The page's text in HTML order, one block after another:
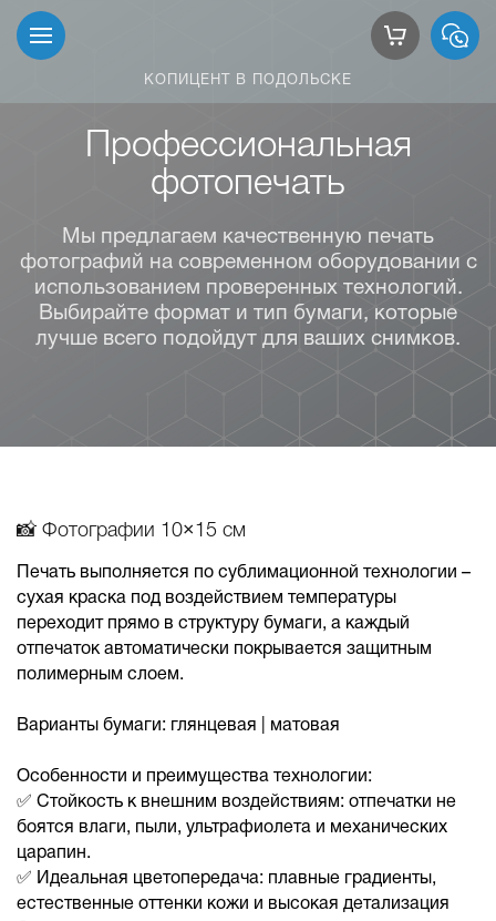
КОПИЦЕНТ В ПОДОЛЬСКЕ
Профессиональная
фотопечать
Мы предлагаем качественную печать
фотографий на современном оборудовании с
использованием проверенных технологий.
Выбирайте формат и тип бумаги, которые
лучше всего подойдут для ваших снимков.
📸 Фотографии 10×15 см
Печать выполняется по сублимационной технологии –
сухая краска под воздействием температуры
переходит прямо в структуру бумаги, а каждый
отпечаток автоматически покрывается защитным
полимерным слоем.
Варианты бумаги: глянцевая | матовая
Особенности и преимущества технологии:
✅ Стойкость к внешним воздействиям: отпечатки не
боятся влаги, пыли, ультрафиолета и механических
царапин.
✅ Идеальная цветопередача: плавные градиенты,
естественные оттенки кожи и высокая детализация